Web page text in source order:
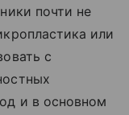
почти не
или
с
и в основном